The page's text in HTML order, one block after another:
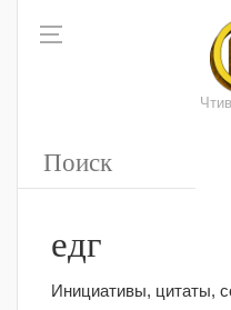
едг
Инициативы, цитаты,